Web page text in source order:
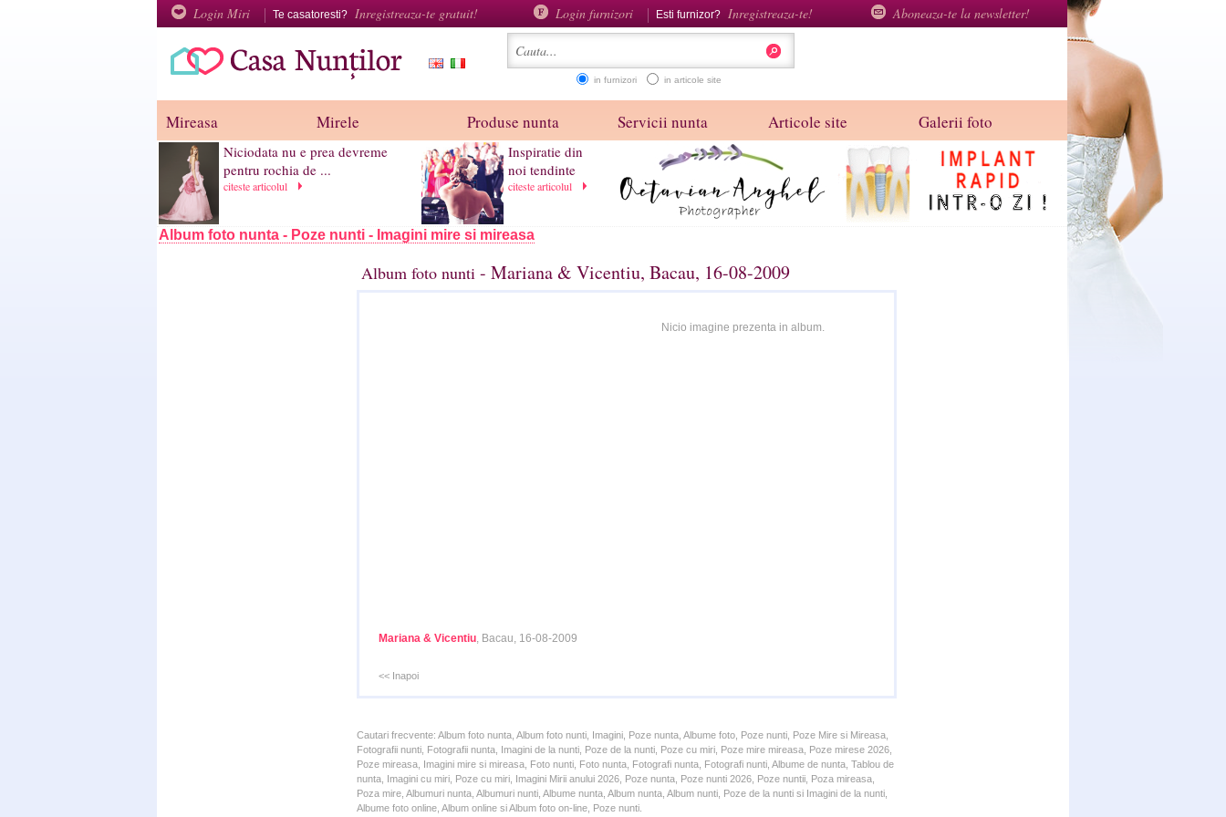
Login Miri Te casatoresti? Inregistreaza-te gratuit! Login furnizori Esti furnizor? Inregistreaza-te! Aboneaza-te la newsletter!
in furnizori in articole site
Mireasa Mirele Produse nunta Servicii nunta Articole site Galerii foto
Niciodata nu e prea devreme
pentru rochia de ...
citeste articolul
Inspiratie din
noi tendinte
citeste articolul
Album foto nunta - Poze nunti - Imagini mire si mireasa
Album foto nunti - Mariana & Vicentiu, Bacau, 16-08-2009
Nicio imagine prezenta in album.
Mariana & Vicentiu, Bacau, 16-08-2009
<< Inapoi
Cautari frecvente: Album foto nunta, Album foto nunti, Imagini, Poze nunta, Albume foto, Poze nunti, Poze Mire si Mireasa,
Fotografii nunti, Fotografii nunta, Imagini de la nunti, Poze de la nunti, Poze cu miri, Poze mire mireasa, Poze mirese 2026,
Poze mireasa, Imagini mire si mireasa, Foto nunti, Foto nunta, Fotografi nunta, Fotografi nunti, Albume de nunta, Tablou de
nunta, Imagini cu miri, Poze cu miri, Imagini Mirii anului 2026, Poze nunta, Poze nunti 2026, Poze nuntii, Poza mireasa,
Poza mire, Albumuri nunta, Albumuri nunti, Albume nunta, Album nunta, Album nunti, Poze de la nunti si Imagini de la nunti,
Albume foto online, Album online si Album foto on-line, Poze nunti.